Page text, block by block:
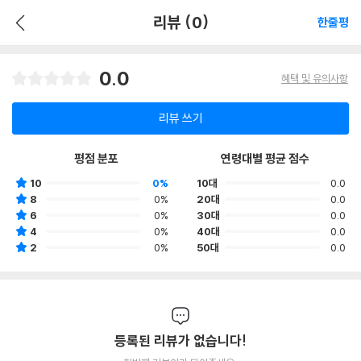
리뷰 (0) 한줄평
0.0 혜택 및 유의사항
리뷰 쓰기
평점 분포
10
0%
8
0%
6
0%
4
0%
2
0%
연령대별 평균 점수
10대
0.0
20대
0.0
30대
0.0
40대
0.0
50대
0.0
등록된 리뷰가 없습니다!